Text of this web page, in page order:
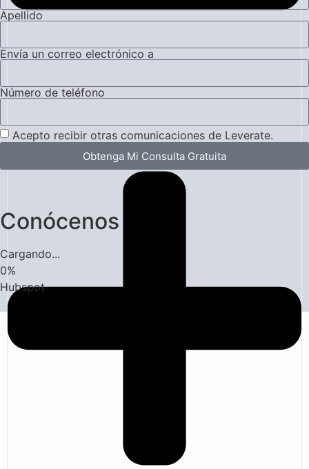
Apellido
Envía un correo electrónico a
Número de teléfono
Acepto recibir otras comunicaciones de Leverate.
Obtenga Mi Consulta Gratuita
Conócenos
Cargando...
0%
Hubspot